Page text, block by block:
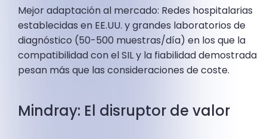
Mejor adaptación al mercado: Redes hospitalarias
establecidas en EE.UU. y grandes laboratorios de
diagnóstico (50-500 muestras/día) en los que la
compatibilidad con el SIL y la fiabilidad demostrada
pesan más que las consideraciones de coste.
Mindray: El disruptor de valor